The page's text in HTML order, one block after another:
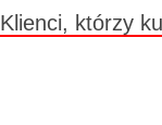
Klienci, którzy